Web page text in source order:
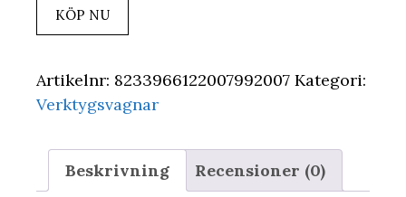
KÖP NU
Artikelnr: 8233966122007992007 Kategori:
Verktygsvagnar
Beskrivning Recensioner (0)